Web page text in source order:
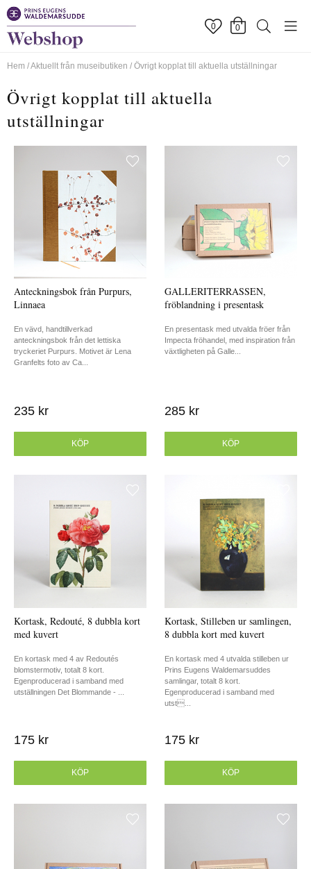
0 0
Hem /Aktuellt från museibutiken / Övrigt kopplat till aktuella utställningar
Övrigt kopplat till aktuella
utställningar
Anteckningsbok från Purpurs,
Linnaea
En vävd, handtillverkad
anteckningsbok från det lettiska
tryckeriet Purpurs. Motivet är Lena
Granfelts foto av Ca...
235 kr
KÖP
GALLERITERRASSEN,
fröblandning i presentask
En presentask med utvalda fröer från
Impecta fröhandel, med inspiration från
växtligheten på Galle...
285 kr
KÖP
Kortask, Redouté, 8 dubbla kort
med kuvert
En kortask med 4 av Redoutés
blomstermotiv, totalt 8 kort.
Egenproducerad i samband med
utställningen Det Blommande - ...
175 kr
KÖP
Kortask, Stilleben ur samlingen,
8 dubbla kort med kuvert
En kortask med 4 utvalda stilleben ur
Prins Eugens Waldemarsuddes
samlingar, totalt 8 kort.
Egenproducerad i samband med
utst...
175 kr
KÖP